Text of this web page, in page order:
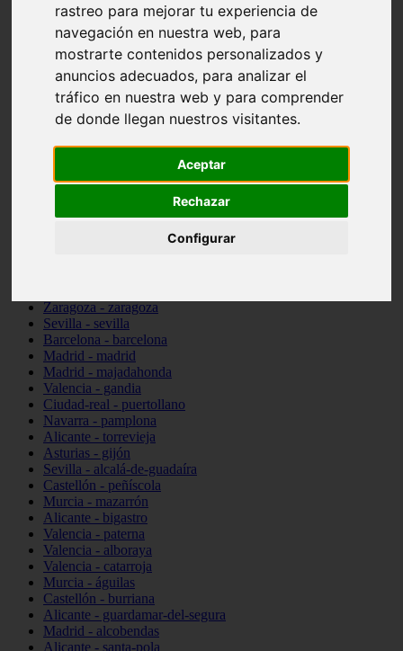
rastreo para mejorar tu experiencia de
navegación en nuestra web, para
mostrarte contenidos personalizados y
anuncios adecuados, para analizar el
tráfico en nuestra web y para comprender
de donde llegan nuestros visitantes.
Aceptar
Rechazar
Configurar
Valencia - beniparrell
Valencia - chiva
Murcia - calasparra
Valencia - burjassot
Valencia - sagunt
Alicante - alcoi
Asturias - ribadesella
Castellón - benicàssim
Alicante - el-campello
Cádiz - rota
Madrid - las-rozas-de-madrid
Ciudad-real - ciudad-real
Zaragoza - zaragoza
Sevilla - sevilla
Barcelona - barcelona
Madrid - madrid
Madrid - majadahonda
Valencia - gandia
Ciudad-real - puertollano
Navarra - pamplona
Alicante - torrevieja
Asturias - gijón
Sevilla - alcalá-de-guadaíra
Castellón - peñíscola
Murcia - mazarrón
Alicante - bigastro
Valencia - paterna
Valencia - alboraya
Valencia - catarroja
Murcia - águilas
Castellón - burriana
Alicante - guardamar-del-segura
Madrid - alcobendas
Alicante - santa-pola